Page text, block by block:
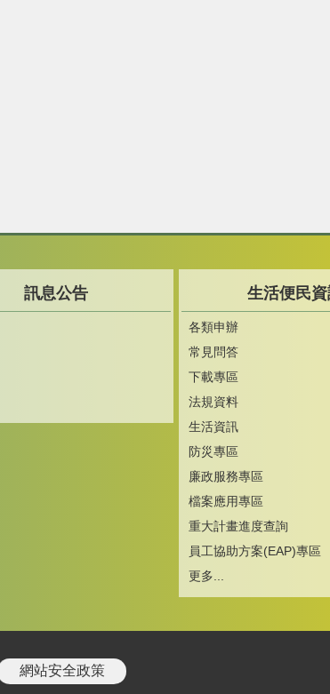
訊息公告 生活便民
各類申辦
常見問答
下載專區
法規資料
生活資訊
防災專區
廉政服務專區
檔案應用專區
重大計畫進度查詢
員工協助方案(EAP)專區
更多...
網站安全政策